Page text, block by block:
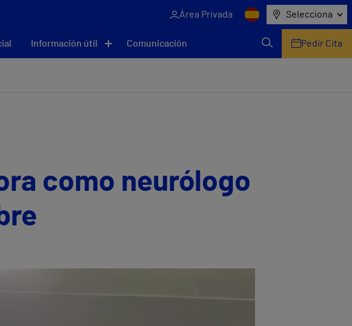
Área Privada Selecciona
Información útil Comunicación Pedir Cita
como neurólogo